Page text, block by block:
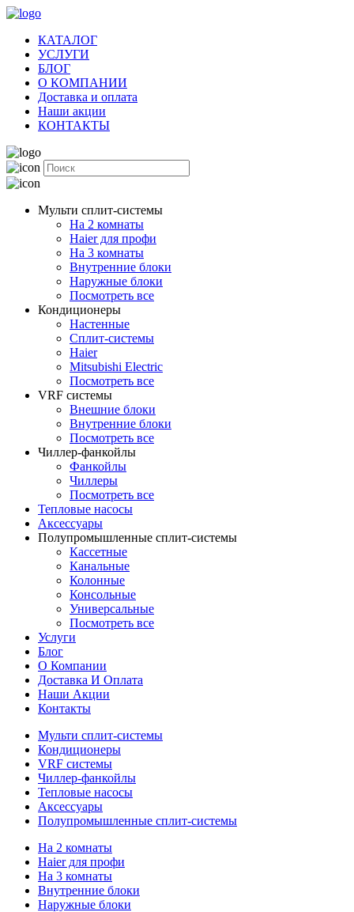
КАТАЛОГ
УСЛУГИ
БЛОГ
О КОМПАНИИ
Доставка и оплата
Наши акции
КОНТАКТЫ
Мульти сплит-системы
На 2 комнаты
Haier для профи
На 3 комнаты
Внутренние блоки
Наружные блоки
Посмотреть все
Кондиционеры
Настенные
Сплит-системы
Haier
Mitsubishi Electric
Посмотреть все
VRF системы
Внешние блоки
Внутренние блоки
Посмотреть все
Чиллер-фанкойлы
Фанкойлы
Чиллеры
Посмотреть все
Тепловые насосы
Аксессуары
Полупромышленные сплит-системы
Кассетные
Канальные
Колонные
Консольные
Универсальные
Посмотреть все
Услуги
Блог
О Компании
Доставка И Оплата
Наши Акции
Контакты
Мульти сплит-системы
Кондиционеры
VRF системы
Чиллер-фанкойлы
Тепловые насосы
Аксессуары
Полупромышленные сплит-системы
На 2 комнаты
Haier для профи
На 3 комнаты
Внутренние блоки
Наружные блоки